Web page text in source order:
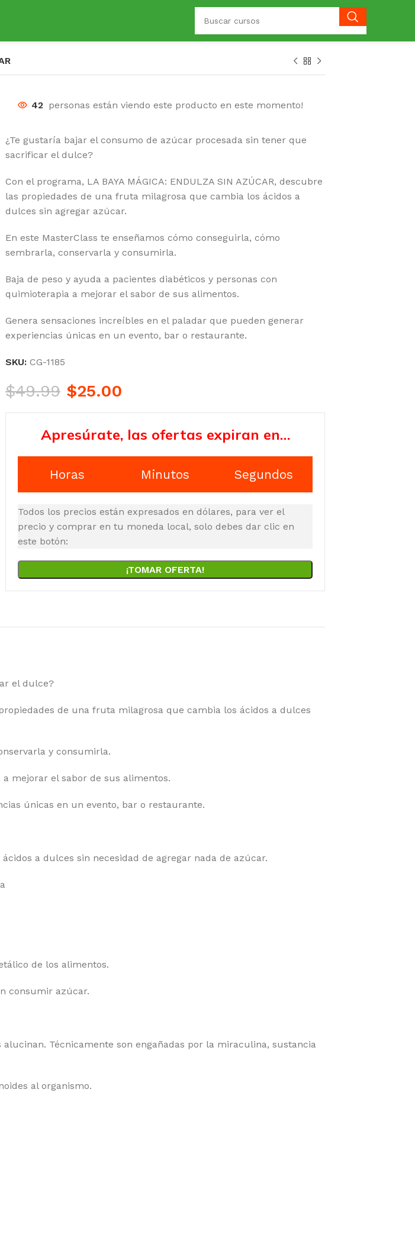
42 personas están viendo este producto en este momento!
¿Te gustaría bajar el consumo de azúcar procesada sin tener que
sacrificar el dulce?
Con el programa, LA BAYA MÁGICA: ENDULZA SIN AZÚCAR, descubre
las propiedades de una fruta milagrosa que cambia los ácidos a
dulces sin agregar azúcar.
En este MasterClass te enseñamos cómo conseguirla, cómo
sembrarla, conservarla y consumirla.
Baja de peso y ayuda a pacientes diabéticos y personas con
quimioterapia a mejorar el sabor de sus alimentos.
Genera sensaciones increíbles en el paladar que pueden generar
experiencias únicas en un evento, bar o restaurante.
SKU: CG-1185
$49.99 $25.00
Apresúrate, las ofertas expiran en…
Horas Minutos Segundos
Todos los precios están expresados en dólares, para ver el
precio y comprar en tu moneda local, solo debes dar clic en
este botón:
¡TOMAR OFERTA!
el dulce?
de una fruta milagrosa que cambia los ácidos a dulces
y consumirla.
mejorar el sabor de sus alimentos.
únicas en un evento, bar o restaurante.
a dulces sin necesidad de agregar nada de azúcar.
de los alimentos.
consumir azúcar.
Técnicamente son engañadas por la miraculina, sustancia
al organismo.